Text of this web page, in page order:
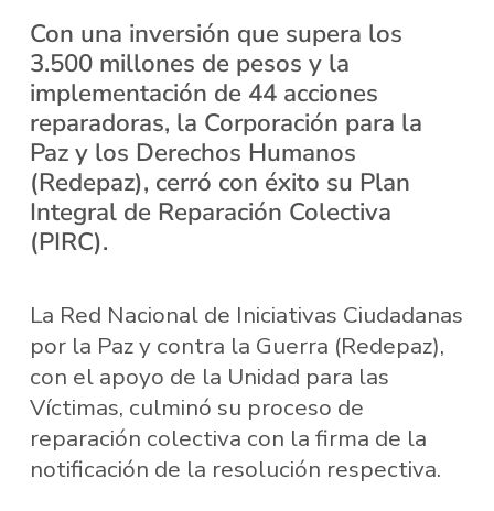
Con una inversión que supera los
3.500 millones de pesos y la
implementación de 44 acciones
reparadoras, la Corporación para la
Paz y los Derechos Humanos
(Redepaz), cerró con éxito su Plan
Integral de Reparación Colectiva
(PIRC).
La Red Nacional de Iniciativas Ciudadanas
por la Paz y contra la Guerra (Redepaz),
con el apoyo de la Unidad para las
Víctimas, culminó su proceso de
reparación colectiva con la firma de la
notificación de la resolución respectiva.